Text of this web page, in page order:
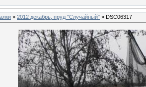
» 2012 декабрь, пруд "Случайный" » DSC06317